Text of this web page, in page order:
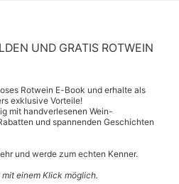
UND GRATIS ROTWEIN
Rotwein E-Book und erhalte als
exklusive Vorteile!
mit handverlesenen Wein-
und spannenden Geschichten
und werde zum echten Kenner.
einem Klick möglich.